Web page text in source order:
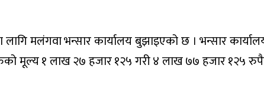
मलंगवा भन्सार कार्यालय बुझाइएको छ । भन्सार
मूल्य १ लाख २७ हजार १२५ गरी ४ लाख ७७ हजार १२५